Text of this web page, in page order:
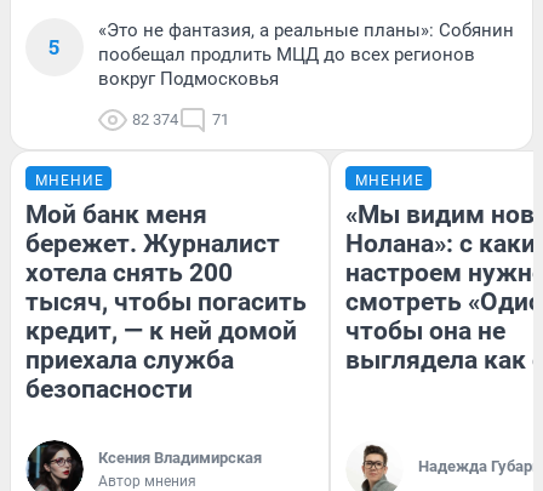
5
«Это не фантазия, а реальные планы»: Собянин
пообещал продлить МЦД до всех регионов
вокруг Подмосковья
82 374 71
МНЕНИЕ
Мой банк меня
бережет. Журналист
хотела снять 200
тысяч, чтобы погасить
кредит, — к ней домой
приехала служба
безопасности
Ксения Владимирская
Автор мнения
МНЕНИЕ
«Мы видим
Нолана»: с
настроем
смотреть
чтобы она не
выглядела как
Надежда Губарь